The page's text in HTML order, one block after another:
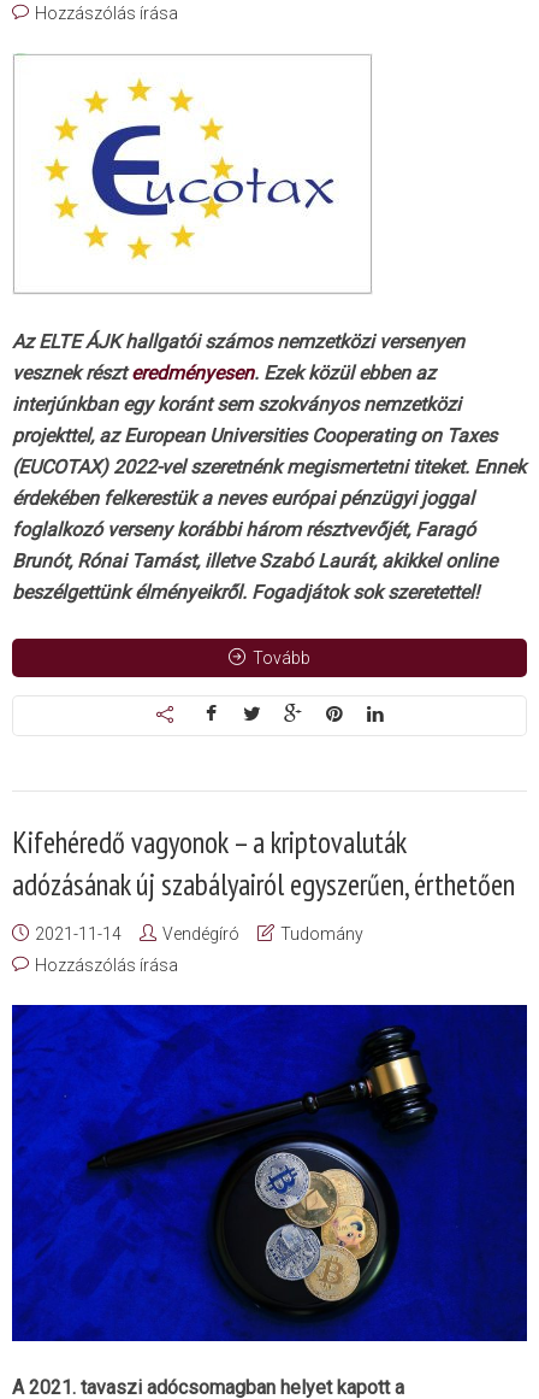
Hozzászólás írása
Az ELTE ÁJK hallgatói számos nemzetközi versenyen
vesznek részteredményesen. Ezek közül ebben az
interjúnkban egy koránt sem szokványos nemzetközi
projekttel, az European Universities Cooperating on Taxes
(EUCOTAX) 2022-vel szeretnénk megismertetni titeket. Ennek
érdekében felkerestük a neves európai pénzügyi joggal
foglalkozó verseny korábbi három résztvevőjét, Faragó
Brunót, Rónai Tamást, illetve Szabó Laurát, akikkel online
beszélgettünk élményeikről. Fogadjátok sok szeretettel!
Tovább
Kifehéredő vagyonok – a kriptovaluták
adózásának új szabályairól egyszerűen, érthetően
2021-11-14 Vendégíró
Tudomány
Hozzászólás írása
A 2021. tavaszi adócsomagban helyet kapott a